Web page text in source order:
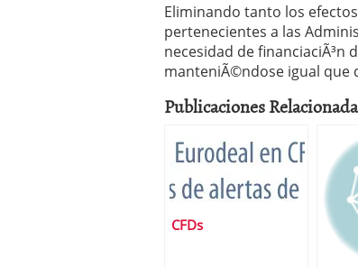
Eliminando tanto los
pertenecientes a las
necesidad de financiaciÃ³n
manteniÃ©ndose igual que
Publicaciones
CFDs